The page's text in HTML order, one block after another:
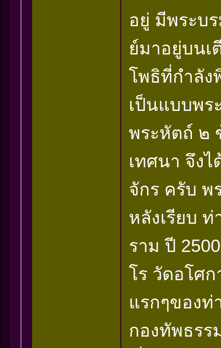
อยู่ มีพระบ
ย์มาอยู่บน
โพธิที่กำลั
เป็นแบบพร
พระหัตถ์ ๒
เทศนา จึง
จักร ครับ พ
หลังเรียบ
ราม ปี
โร วัดอโศ
แรกๆของท่
กองทัพธรร